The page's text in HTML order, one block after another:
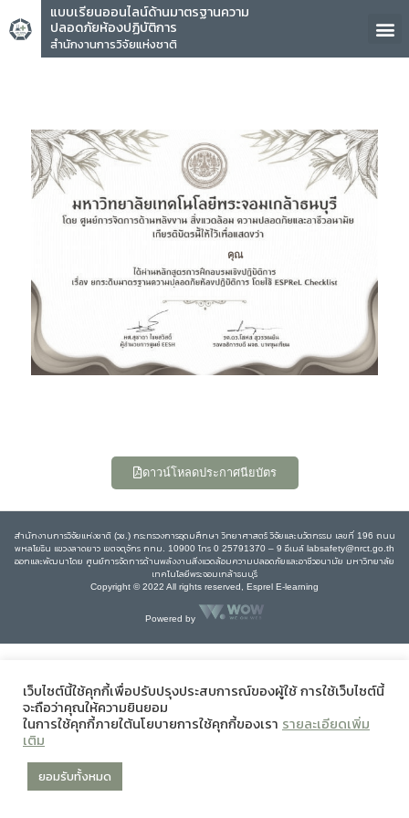
แบบเรียนออนไลน์ด้านมาตรฐานความ
ปลอดภัยห้องปฏิบัติการ
สำนักงานการวิจัยแห่งชาติ
คุณ
ดาวน์โหลดประกาศนียบัตร
สำนักงานการวิจัยแห่งชาติ (วช.) กระทรวงการอุดมศึกษา วิทยาศาสตร์ วิจัยและนวัตกรรม เลขที่ 196 ถนน
พหลโยธิน แขวงลาดยาว เขตจตุจักร กทม. 10900 โทร 0 25791370 – 9 อีเมล์ labsafety@nrct.go.th
ออกและพัฒนาโดย ศูนย์การจัดการด้านพลังงานสิ่งแวดล้อมความปลอดภัยและอาชีวอนามัย มหาวิทยาลัย
เทคโนโลยีพระจอมเกล้าธนบุรี
Copyright © 2022 All rights reserved, Esprel E-learning
Powered by
เว็บไซต์นี้ใช้คุกกี้เพื่อปรับปรุงประสบการณ์ของผู้ใช้ การใช้เว็บไซต์นี้
จะถือว่าคุณให้ความยินยอม
ในการใช้คุกกี้ภายใต้นโยบายการใช้คุกกี้ของเรา รายละเอียดเพิ่ม
เติม
ยอมรับทั้งหมด